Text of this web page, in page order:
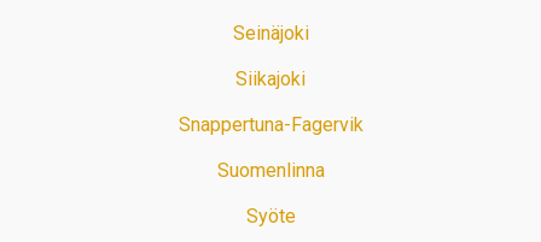
Seinäjoki
Siikajoki
Snappertuna-Fagervik
Suomenlinna
Syöte